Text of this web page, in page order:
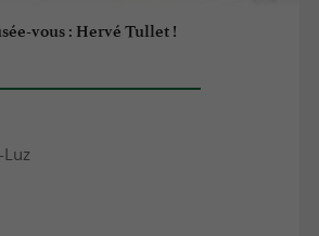
vous : Hervé Tullet !
Luz